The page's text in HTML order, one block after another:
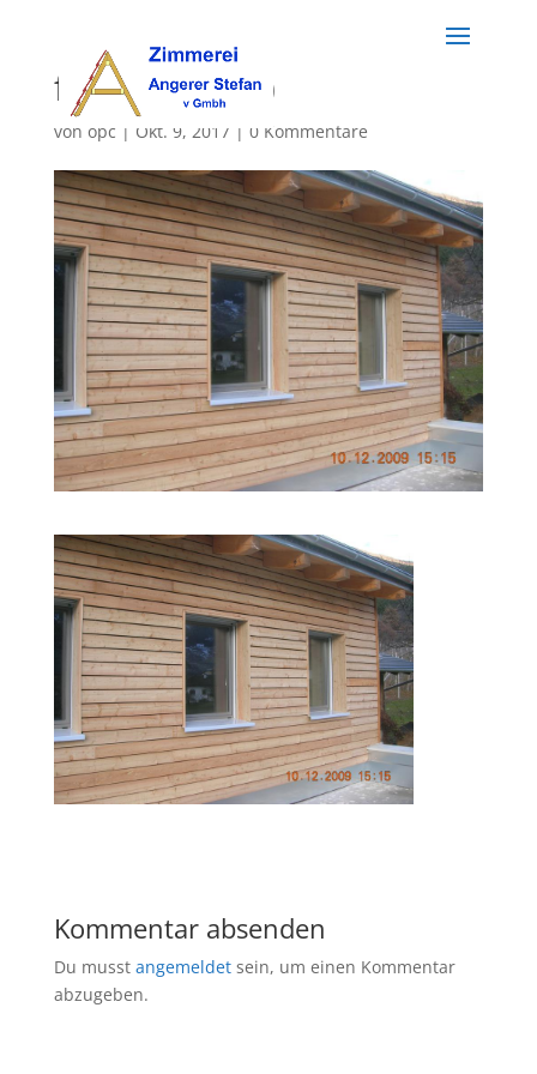
fassaden (21)
von opc | Okt. 9, 2017 | 0 Kommentare
Kommentar absenden
Du musst angemeldetsein, um einen Kommentar
abzugeben.